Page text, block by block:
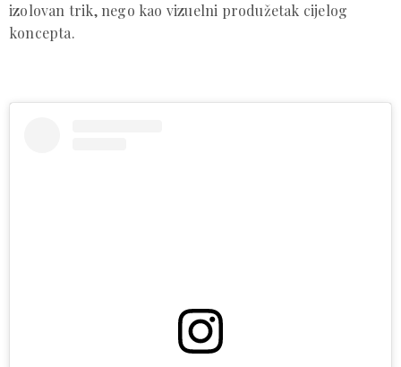
izolovan trik, nego kao vizuelni produžetak cijelog
koncepta.